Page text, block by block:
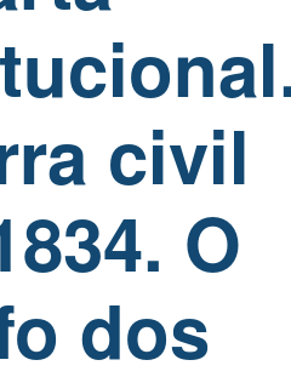
civil
O
dos